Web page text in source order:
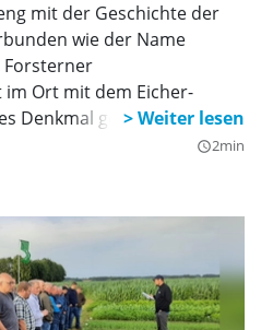
mit der Geschichte der
wie der Name
Forsterner
Ort mit dem Eicher-
Denkmal gesetzt worden.
Oberbayern
(ELF) das einzigartige
der Familie
query_builder2min